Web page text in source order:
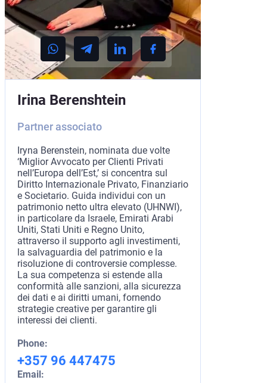
Irina Berenshtein
Partner associato
Iryna Berenstein, nominata due volte
‘Miglior Avvocato per Clienti Privati
nell’Europa dell’Est,’ si concentra sul
Diritto Internazionale Privato, Finanziario
e Societario. Guida individui con un
patrimonio netto ultra elevato (UHNWI),
in particolare da Israele, Emirati Arabi
Uniti, Stati Uniti e Regno Unito,
attraverso il supporto agli investimenti,
la salvaguardia del patrimonio e la
risoluzione di controversie complesse.
La sua competenza si estende alla
conformità alle sanzioni, alla sicurezza
dei dati e ai diritti umani, fornendo
strategie creative per garantire gli
interessi dei clienti.
Phone:
+357 96 447475
Email: